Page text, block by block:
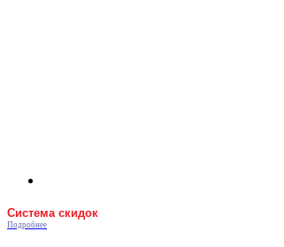
Система скидок
Подробнее